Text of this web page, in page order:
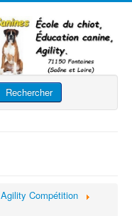
Rechercher
Agility Compétition